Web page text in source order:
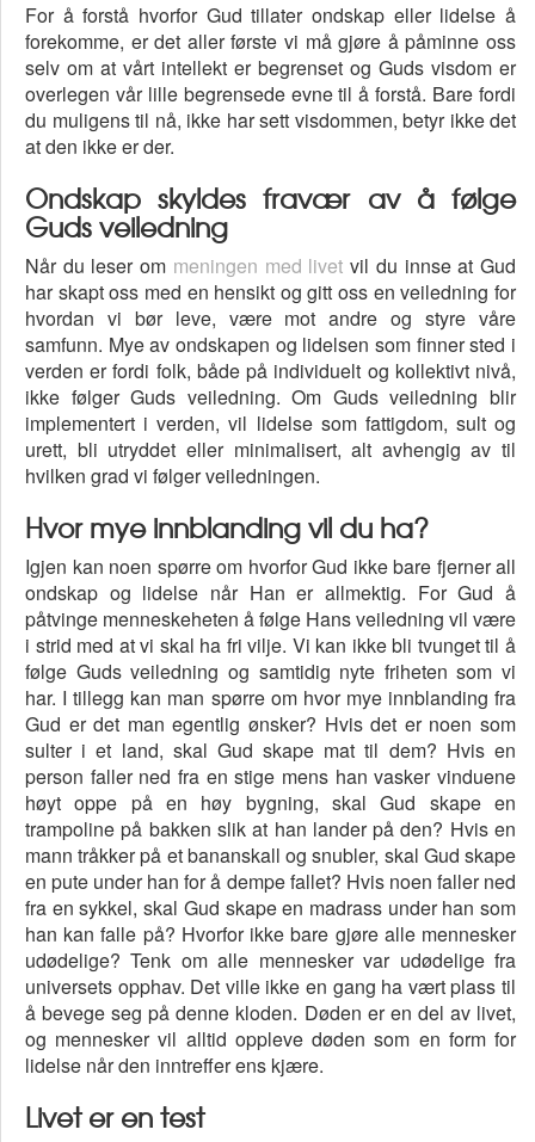
For å forstå hvorfor Gud tillater ondskap eller lidelse å
forekomme, er det aller første vi må gjøre å påminne oss
selv om at vårt intellekt er begrenset og Guds visdom er
overlegen vår lille begrensede evne til å forstå. Bare fordi
du muligens til nå, ikke har sett visdommen, betyr ikke det
at den ikke er der.
Ondskap skyldes fravær av å følge
Guds veiledning
Når du leser om meningen med livet vil du innse at Gud
har skapt oss med en hensikt og gitt oss en veiledning for
hvordan vi bør leve, være mot andre og styre våre
samfunn. Mye av ondskapen og lidelsen som finner sted i
verden er fordi folk, både på individuelt og kollektivt nivå,
ikke følger Guds veiledning. Om Guds veiledning blir
implementert i verden, vil lidelse som fattigdom, sult og
urett, bli utryddet eller minimalisert, alt avhengig av til
hvilken grad vi følger veiledningen.
Hvor mye innblanding vil du ha?
Igjen kan noen spørre om hvorfor Gud ikke bare fjerner all
ondskap og lidelse når Han er allmektig. For Gud å
påtvinge menneskeheten å følge Hans veiledning vil være
i strid med at vi skal ha fri vilje. Vi kan ikke bli tvunget til å
følge Guds veiledning og samtidig nyte friheten som vi
har. I tillegg kan man spørre om hvor mye innblanding fra
Gud er det man egentlig ønsker? Hvis det er noen som
sulter i et land, skal Gud skape mat til dem? Hvis en
person faller ned fra en stige mens han vasker vinduene
høyt oppe på en høy bygning, skal Gud skape en
trampoline på bakken slik at han lander på den? Hvis en
mann tråkker på et bananskall og snubler, skal Gud skape
en pute under han for å dempe fallet? Hvis noen faller ned
fra en sykkel, skal Gud skape en madrass under han som
han kan falle på? Hvorfor ikke bare gjøre alle mennesker
udødelige? Tenk om alle mennesker var udødelige fra
universets opphav. Det ville ikke en gang ha vært plass til
å bevege seg på denne kloden. Døden er en del av livet,
og mennesker vil alltid oppleve døden som en form for
lidelse når den inntreffer ens kjære.
Livet er en test